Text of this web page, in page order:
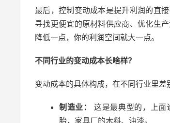
最后，控制变动成本是提升利润的直
寻找更便宜的原材料供应商、优化生
降低一点，你的利润空间就大一点。
不同行业的变动成本长啥样？
变动成本的具体构成，在不同行业里差
制造业：
这是最典型的，上面
胎，家具厂的木料、油漆。